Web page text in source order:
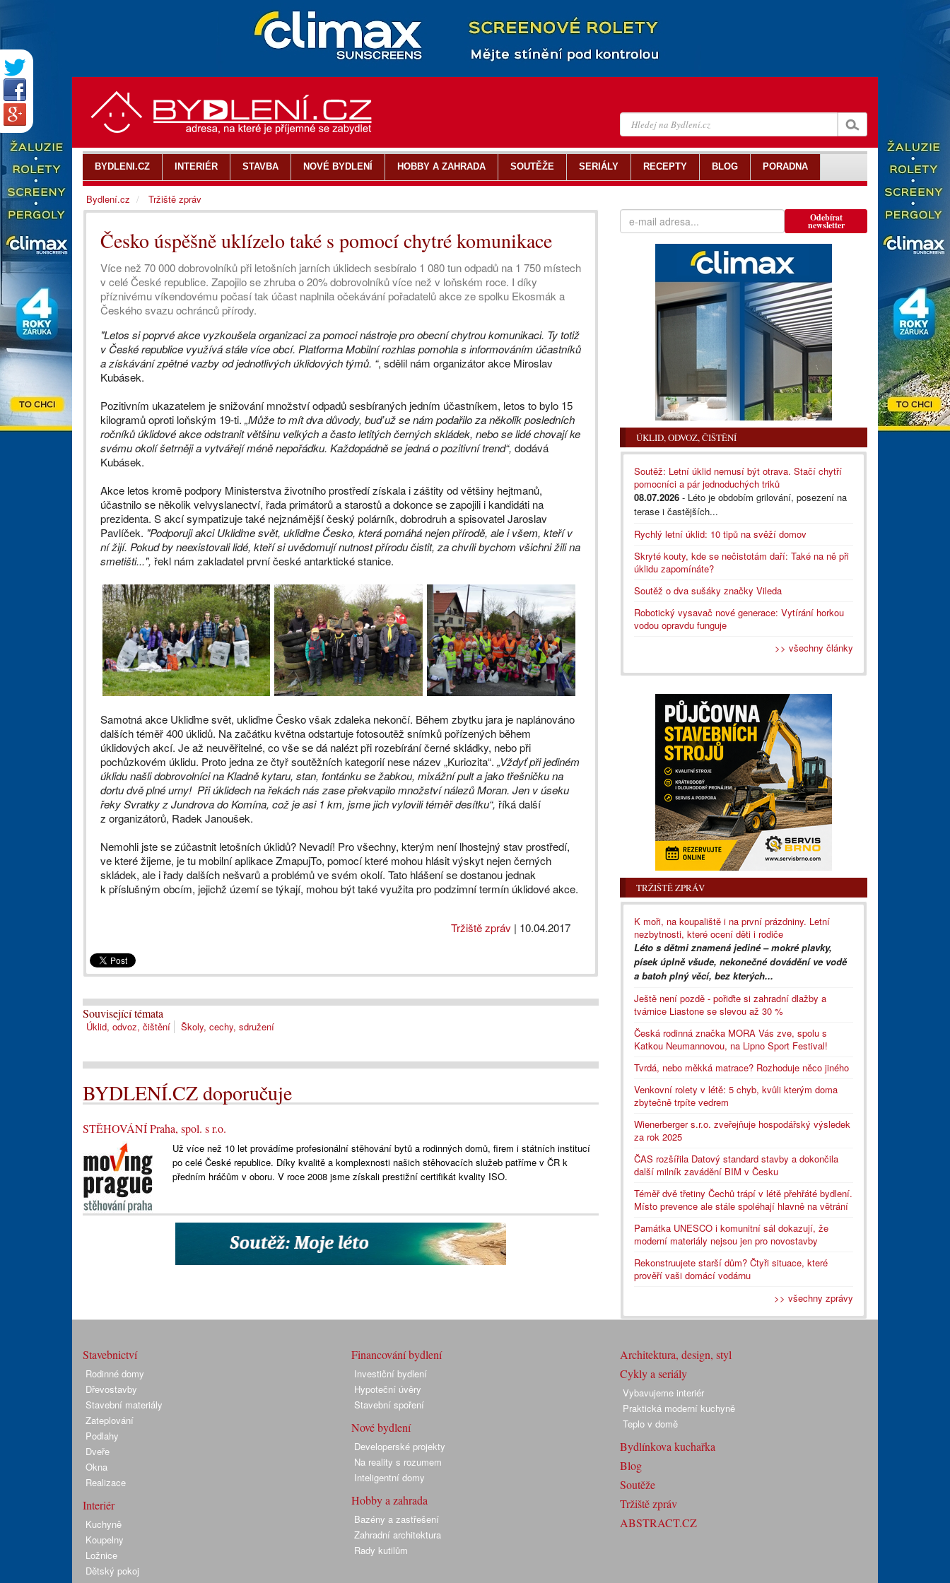
Česko úspěšně uklízelo také s pomocí chytré komunikace
Více než 70 000 dobrovolníků při letošních jarních úklidech sesbíralo 1 080 tun odpadů na 1 750 místech
v celé České republice. Zapojilo se zhruba o 20% dobrovolníků více než v loňském roce. I díky
příznivému víkendovému počasí tak účast naplnila očekávání pořadatelů akce ze spolku Ekosmák a
Českého svazu ochránců přírody.
"Letos si poprvé akce vyzkoušela organizaci za pomoci nástroje pro obecní chytrou komunikaci. Ty totiž
v České republice využívá stále více obcí. Platforma Mobilní rozhlas pomohla s informováním účastníků
a získávání zpětné vazby od jednotlivých úklidových týmů. “, sdělil nám organizátor akce Miroslav
Kubásek.
Pozitivním ukazatelem je snižování množství odpadů sesbíraných jedním účastníkem, letos to bylo 15
kilogramů oproti loňským 19-ti. „Může to mít dva důvody, buď už se nám podařilo za několik posledních
ročníků úklidové akce odstranit většinu velkých a často letitých černých skládek, nebo se lidé chovají ke
svému okolí šetrněji a vytvářejí méně nepořádku. Každopádně se jedná o pozitivní trend“, dodává
Kubásek.
Akce letos kromě podpory Ministerstva životního prostředí získala i záštity od většiny hejtmanů,
účastnilo se několik velvyslanectví, řada primátorů a starostů a dokonce se zapojili i kandidáti na
prezidenta. S akcí sympatizuje také nejznámější český polárník, dobrodruh a spisovatel Jaroslav
Pavlíček. "Podporuji akci Ukliďme svět, ukliďme Česko, která pomáhá nejen přírodě, ale i všem, kteří v
ní žijí. Pokud by neexistovali lidé, kteří si uvědomují nutnost přírodu čistit, za chvíli bychom všichni žili na
smetišti...", řekl nám zakladatel první české antarktické stanice.
Samotná akce Ukliďme svět, ukliďme Česko však zdaleka nekončí. Během zbytku jara je naplánováno
dalších téměř 400 úklidů. Na začátku května odstartuje fotosoutěž snímků pořízených během
úklidových akcí. Je až neuvěřitelné, co vše se dá nalézt při rozebírání černé skládky, nebo při
pochůzkovém úklidu. Proto jedna ze čtyř soutěžních kategorií nese název „Kuriozita“. „Vždyť při jediném
úklidu našli dobrovolníci na Kladně kytaru, stan, fontánku se žabkou, mixážní pult a jako třešničku na
dortu dvě plné urny! Při úklidech na řekách nás zase překvapilo množství nálezů Moran. Jen v úseku
řeky Svratky z Jundrova do Komína, což je asi 1 km, jsme jich vylovili téměř desítku“, říká další
z organizátorů, Radek Janoušek.
Nemohli jste se zúčastnit letošních úklidů? Nevadí! Pro všechny, kterým není lhostejný stav prostředí,
ve které žijeme, je tu mobilní aplikace ZmapujTo, pomocí které mohou hlásit výskyt nejen černých
skládek, ale i řady dalších nešvarů a problémů ve svém okolí. Tato hlášení se dostanou jednak
k příslušným obcím, jejichž území se týkají, mohou být také využita pro podzimní termín úklidové akce.
Tržiště zpráv | 10.04.2017
Související témata
Úklid, odvoz, čištění Školy, cechy, sdružení
BYDLENÍ.CZ doporučuje
STĚHOVÁNÍ Praha, spol. s r.o.
Už více než 10 let provádíme profesionální stěhování bytů a rodinných domů, firem i státních institucí
po celé České republice. Díky kvalitě a komplexnosti našich stěhovacích služeb patříme v ČR k
předním hráčům v oboru. V roce 2008 jsme získali prestižní certifikát kvality ISO.
Odebírat
newsletter
ÚKLID, ODVOZ, ČIŠTĚNÍ
Soutěž: Letní úklid nemusí být otrava. Stačí chytří
pomocníci a pár jednoduchých triků
08.07.2026 - Léto je obdobím grilování, posezení na
terase i častějších...
Rychlý letní úklid: 10 tipů na svěží domov
Skryté kouty, kde se nečistotám daří: Také na ně při
úklidu zapomínáte?
Soutěž o dva sušáky značky Vileda
Robotický vysavač nové generace: Vytírání horkou
vodou opravdu funguje
>> všechny články
TRŽIŠTĚ ZPRÁV
K moři, na koupaliště i na první prázdniny. Letní
nezbytnosti, které ocení děti i rodiče
Léto s dětmi znamená jediné – mokré plavky,
písek úplně všude, nekonečné dovádění ve vodě
a batoh plný věcí, bez kterých...
Ještě není pozdě - pořiďte si zahradní dlažby a
tvárnice Liastone se slevou až 30 %
Česká rodinná značka MORA Vás zve, spolu s
Katkou Neumannovou, na Lipno Sport Festival!
Tvrdá, nebo měkká matrace? Rozhoduje něco jiného
Venkovní rolety v létě: 5 chyb, kvůli kterým doma
zbytečně trpíte vedrem
Wienerberger s.r.o. zveřejňuje hospodářský výsledek
za rok 2025
ČAS rozšířila Datový standard stavby a dokončila
další milník zavádění BIM v Česku
Téměř dvě třetiny Čechů trápí v létě přehřáté bydlení.
Místo prevence ale stále spoléhají hlavně na větrání
Památka UNESCO i komunitní sál dokazují, že
moderní materiály nejsou jen pro novostavby
Rekonstruujete starší dům? Čtyři situace, které
prověří vaši domácí vodárnu
>> všechny zprávy
BYDLENI.CZ INTERIÉR STAVBA NOVÉ BYDLENÍ HOBBY A ZAHRADA SOUTĚŽE SERIÁLY RECEPTY BLOG PORADNA
Bydlení.cz Tržiště zpráv
Stavebnictví
Rodinné domy
Dřevostavby
Stavební materiály
Zateplování
Podlahy
Dveře
Okna
Realizace
Interiér
Kuchyně
Koupelny
Ložnice
Dětský pokoj
Financování bydlení
Investiční bydlení
Hypoteční úvěry
Stavební spoření
Nové bydlení
Developerské projekty
Na reality s rozumem
Inteligentní domy
Hobby a zahrada
Bazény a zastřešení
Zahradní architektura
Rady kutilům
Architektura, design, styl
Cykly a seriály
Vybavujeme interiér
Praktická moderní kuchyně
Teplo v domě
Bydlínkova kuchařka
Blog
Soutěže
Tržiště zpráv
ABSTRACT.CZ